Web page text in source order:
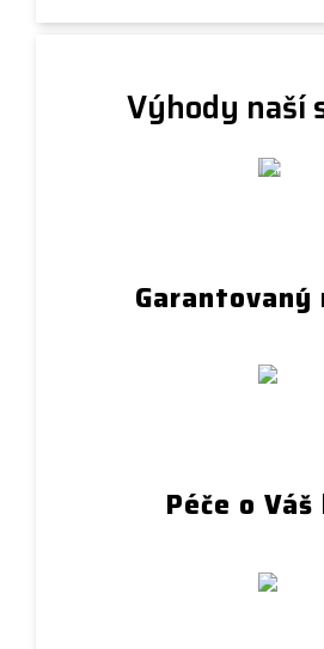
Výhody naší
Garantovaný
Péče o